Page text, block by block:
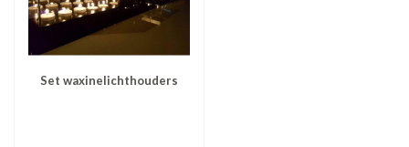
Set waxinelichthouders